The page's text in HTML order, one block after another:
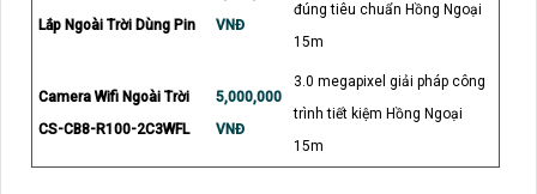
Lắp Ngoài Trời Dùng Pin
VNĐ
đúng tiêu chuẩn Hồng Ngoại
15m
Camera Wifi Ngoài Trời
CS-CB8-R100-2C3WFL
5,000,000
VNĐ
3.0 megapixel giải pháp công
trình tiết kiệm Hồng Ngoại
15m